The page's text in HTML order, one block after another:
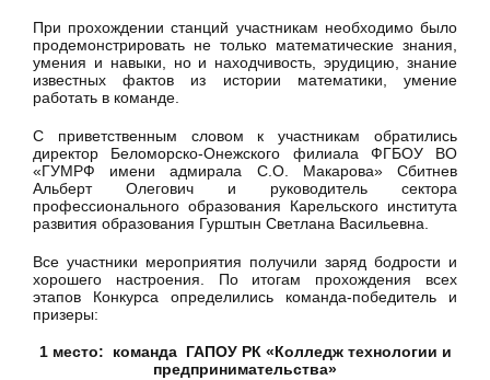
При прохождении станций участникам необходимо было
продемонстрировать не только математические знания,
умения и навыки, но и находчивость, эрудицию, знание
известных фактов из истории математики, умение
работать в команде.
С приветственным словом к участникам обратились
директор Беломорско-Онежского филиала ФГБОУ ВО
«ГУМРФ имени адмирала С.О. Макарова» Сбитнев
Альберт Олегович и руководитель сектора
профессионального образования Карельского института
развития образования Гурштын Светлана Васильевна.
Все участники мероприятия получили заряд бодрости и
хорошего настроения. По итогам прохождения всех
этапов Конкурса определились команда-победитель и
призеры:
1 место: команда ГАПОУ РК «Колледж технологии и
предпринимательства»